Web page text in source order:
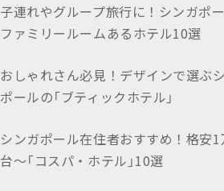
子連れやグループ旅行に！シンガポ
ファミリールームあるホテル10選
おしゃれさん必見！デザインで選ぶ
ポールの「ブティックホテル」
シンガポール在住者おすすめ！格安1
台〜「コスパ・ホテル」10選